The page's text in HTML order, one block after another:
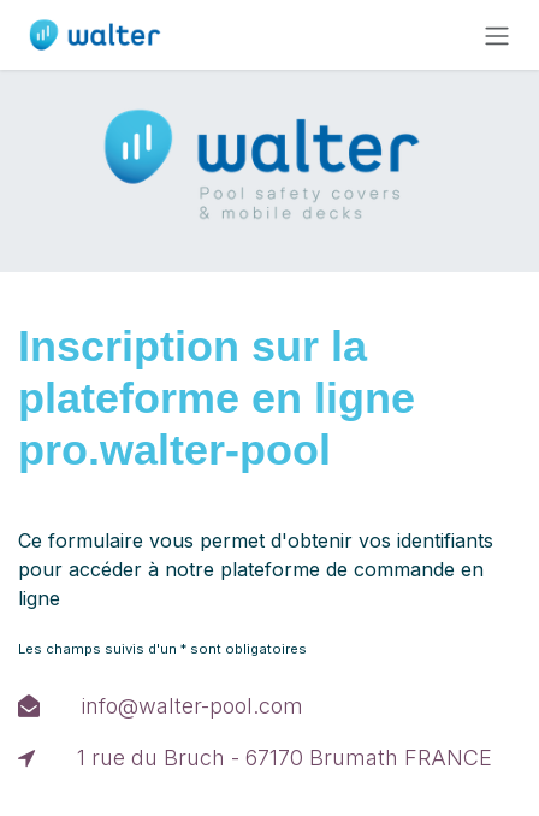
Se rendre au contenu
Inscription sur la
plateforme en ligne
pro.walter-pool
Ce formulaire vous permet d'obtenir vos identifiants
pour accéder à notre plateforme de commande en
ligne
Les champs suivis d'un * sont obligatoires
info@walter-pool.com
1 rue du Bruch - 67170 Brumath FRANCE